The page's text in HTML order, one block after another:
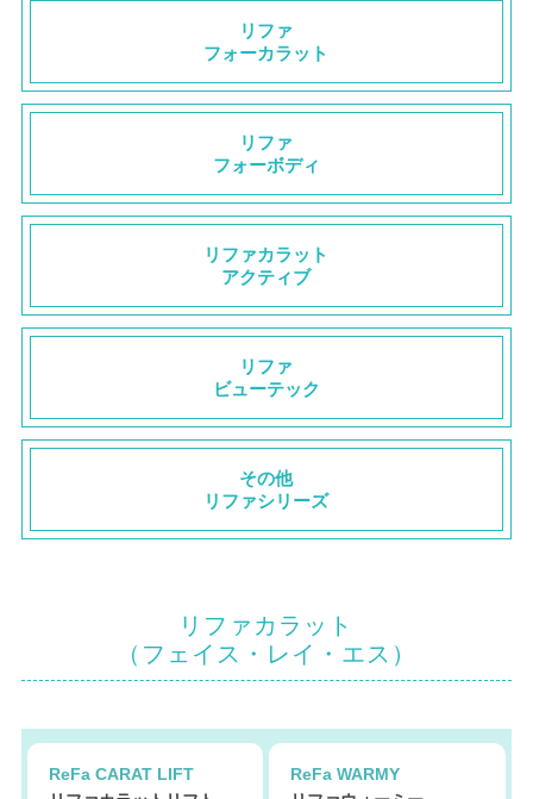
リファ
フォーカラット
リファ
フォーボディ
リファカラット
アクティブ
リファ
ビューテック
その他
リファシリーズ
リファカラット
（フェイス・レイ・エス）
ReFa CARAT LIFT
ReFa WARMY